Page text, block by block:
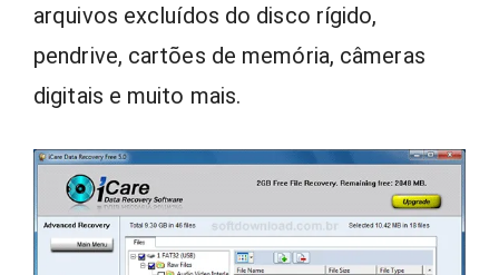
arquivos excluídos do disco rígido,
pendrive, cartões de memória, câmeras
digitais e muito mais.